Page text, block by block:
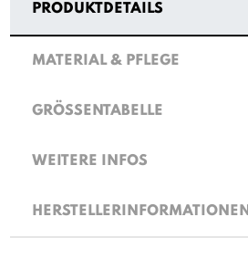
PRODUKTDETAILS
MATERIAL & PFLEGE
GRÖSSENTABELLE
WEITERE INFOS
HERSTELLERINFORMATIONEN